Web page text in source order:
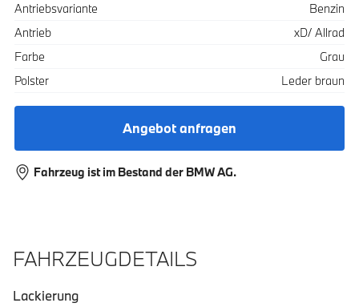
Antriebsvariante
Benzin
Antrieb
xD/ Allrad
Farbe
Grau
Polster
Leder braun
Angebot anfragen
Fahrzeug ist im Bestand der BMW AG.
FAHRZEUGDETAILS
Lackierung